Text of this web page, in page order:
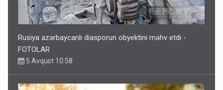
Rusiya azərbaycanlı diasporun obyektini məhv etdi -
FOTOLAR
5 Avqust 10:58